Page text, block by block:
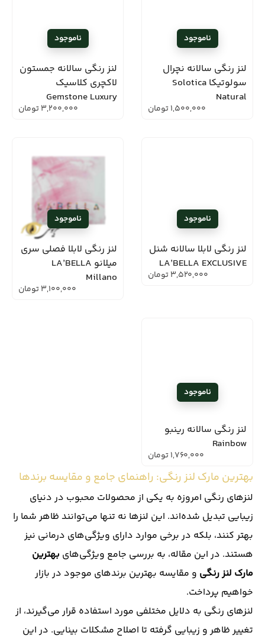
لنز رنگی سالانه نچرال
سولوتیکا Solotica
Natural
1,500,000تومان
لنز رنگی سالانه جمستون
لاکچری کلاسیک
Gemstone Luxury
3,200,000تومان
لنز رنگی لابلا سالانه شنل
LA’BELLA EXCLUSIVE
3,520,000تومان
لنز رنگی لابلا فصلی سری
میلانو LA’BELLA
Millano
3,100,000تومان
لنز رنگی سالانه رینبو
Rainbow
1,760,000تومان
بهترین مارک لنز رنگی: راهنمای جامع و مقایسه برندها
لنزهای رنگی امروزه به یکی از محصولات محبوب در دنیای
زیبایی تبدیل شده‌اند. این لنزها نه تنها می‌توانند ظاهر شما را
بهتر کنند، بلکه در برخی موارد دارای ویژگی‌های درمانی نیز
هستند. در این مقاله، به بررسی جامع ویژگی‌های بهترین
مارک لنز رنگی و مقایسه بهترین برندهای موجود در بازار
خواهیم پرداخت.
لنزهای رنگی به دلایل مختلفی مورد استفاده قرار می‌گیرند، از
تغییر ظاهر و زیبایی گرفته تا اصلاح مشکلات بینایی. در این